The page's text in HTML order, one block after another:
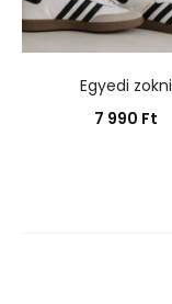
Egyedi zokni
7 990 Ft